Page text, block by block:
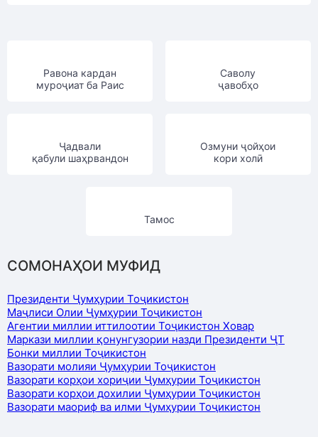
Равона кардан
муроҷиат ба Раис
Саволу
ҷавобҳо
Ҷадвали
қабули шаҳрвандон
Озмуни ҷойҳои
кори холӣ
Тамос
СОМОНАҲОИ МУФИД
Президенти Ҷумҳурии Тоҷикистон
Маҷлиси Олии Ҷумҳурии Тоҷикистон
Агентии миллии иттилоотии Тоҷикистон Ховар
Маркази миллии қонунгузории назди Президенти ҶТ
Бонки миллии Тоҷикистон
Вазорати молияи Ҷумҳурии Тоҷикистон
Вазорати корҳои хориҷии Ҷумҳурии Тоҷикистон
Вазорати корҳои дохилии Ҷумҳурии Тоҷикистон
Вазорати маориф ва илми Ҷумҳурии Тоҷикистон